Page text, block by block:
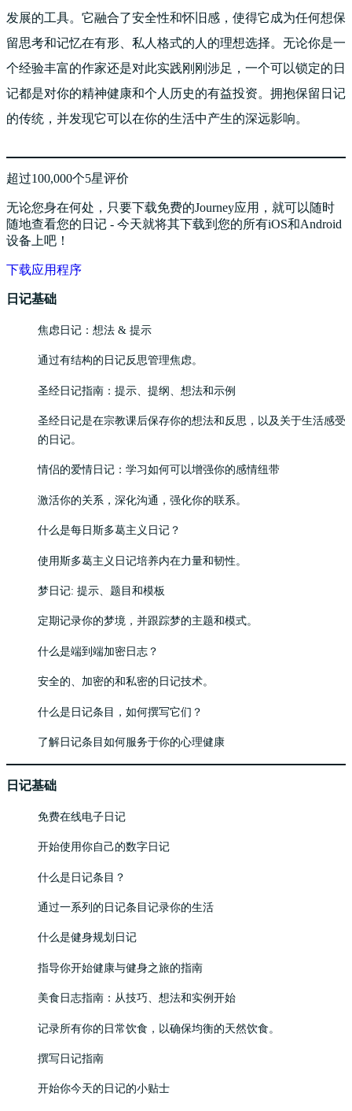
发展的工具。它融合了安全性和怀旧感，使得它成为任何想保
留思考和记忆在有形、私人格式的人的理想选择。无论你是一
个经验丰富的作家还是对此实践刚刚涉足，一个可以锁定的日
记都是对你的精神健康和个人历史的有益投资。拥抱保留日记
的传统，并发现它可以在你的生活中产生的深远影响。
超过100,000个5星评价
无论您身在何处，只要下载免费的Journey应用，就可以随时
随地查看您的日记 - 今天就将其下载到您的所有iOS和Android
设备上吧！
下载应用程序
日记基础
焦虑日记：想法 & 提示
通过有结构的日记反思管理焦虑。
圣经日记指南：提示、提纲、想法和示例
圣经日记是在宗教课后保存你的想法和反思，以及关于生活感受
的日记。
情侣的爱情日记：学习如何可以增强你的感情纽带
激活你的关系，深化沟通，强化你的联系。
什么是每日斯多葛主义日记？
使用斯多葛主义日记培养内在力量和韧性。
梦日记: 提示、题目和模板
定期记录你的梦境，并跟踪梦的主题和模式。
什么是端到端加密日志？
安全的、加密的和私密的日记技术。
什么是日记条目，如何撰写它们？
了解日记条目如何服务于你的心理健康
日记基础
免费在线电子日记
开始使用你自己的数字日记
什么是日记条目？
通过一系列的日记条目记录你的生活
什么是健身规划日记
指导你开始健康与健身之旅的指南
美食日志指南：从技巧、想法和实例开始
记录所有你的日常饮食，以确保均衡的天然饮食。
撰写日记指南
开始你今天的日记的小贴士